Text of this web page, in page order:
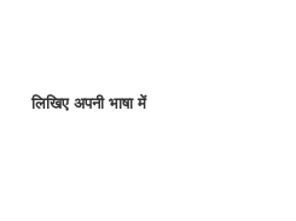
लिखिए अपनी भाषा में